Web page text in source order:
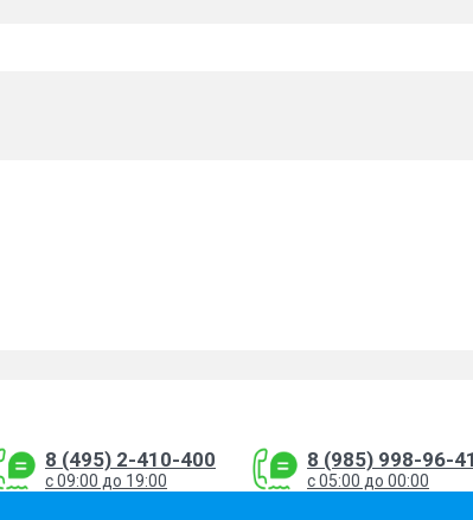
8 (495) 2-410-400
с 09:00 до 19:00
8 (985) 998-96-
с 05:00 до 00:00